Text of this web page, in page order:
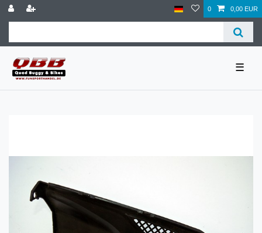
0 0,00 EUR
☰